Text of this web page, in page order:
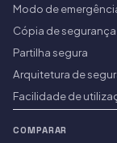
Modo de
Cópia de
Partilha segura
Arquitetura de
Facilidade de
COMPARAR